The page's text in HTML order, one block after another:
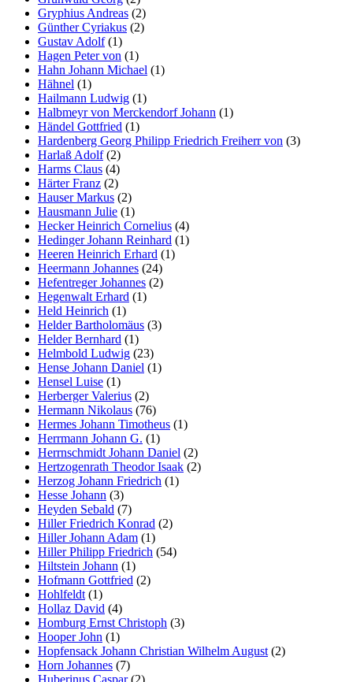
Gryphius Andreas (2)
Günther Cyriakus (2)
Gustav Adolf(1)
Hagen Peter von (1)
Hahn Johann Michael (1)
Hähnel (1)
Hailmann Ludwig (1)
Halbmeyr von Merckendorf Johann (1)
Händel Gottfried (1)
Hardenberg Georg Philipp Friedrich Freiherr von (3)
Harlaß Adolf(2)
Harms Claus (4)
Härter Franz (2)
Hauser Markus (2)
Hausmann Julie (1)
Hecker Heinrich Cornelius (4)
Hedinger Johann Reinhard (1)
Heeren Heinrich Erhard (1)
Heermann Johannes (24)
Hefentreger Johannes (2)
Hegenwalt Erhard (1)
Held Heinrich (1)
Helder Bartholomäus (3)
Helder Bernhard (1)
Helmbold Ludwig (23)
Hense Johann Daniel (1)
Hensel Luise (1)
Herberger Valerius (2)
Hermann Nikolaus (76)
Hermes Johann Timotheus (1)
Herrmann Johann G. (1)
Herrnschmidt Johann Daniel (2)
Hertzogenrath Theodor Isaak (2)
Herzog Johann Friedrich (1)
Hesse Johann (3)
Heyden Sebald (7)
Hiller Friedrich Konrad (2)
Hiller Johann Adam (1)
Hiller Philipp Friedrich (54)
Hiltstein Johann (1)
Hofmann Gottfried (2)
Hohlfeldt (1)
Hollaz David (4)
Homburg Ernst Christoph (3)
Hooper John (1)
Hopfensack Johann Christian Wilhelm August (2)
Horn Johannes (7)
Huberinus Caspar(2)